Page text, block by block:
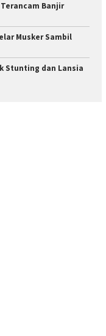
Banjir
Musker Sambil
Stunting dan Lansia